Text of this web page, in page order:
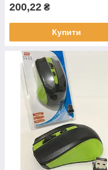
200,22 ₴
Купити